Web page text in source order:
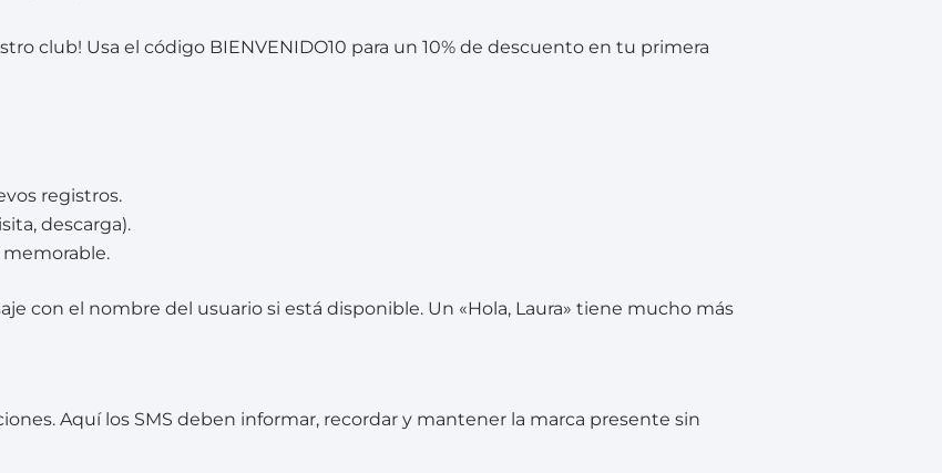
club! Usa el código BIENVENIDO10 para un 10% de descuento en tu primera
registros.
descarga).
con el nombre del usuario si está disponible. Un «Hola, Laura» tiene mucho más
Aquí los SMS deben informar, recordar y mantener la marca presente sin